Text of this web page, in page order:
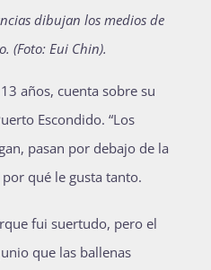
dibujan los medios de
(Foto: Eui Chin).
años, cuenta sobre su
Escondido. “Los
pasan por debajo de la
qué le gusta tanto.
fui suertudo, pero el
que las ballenas